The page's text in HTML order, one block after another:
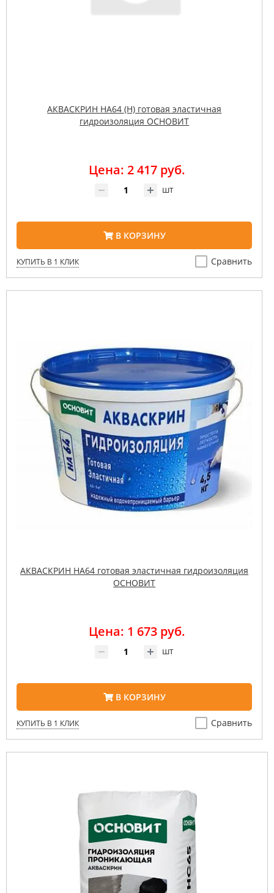
АКВАСКРИН HA64 (Н) готовая эластичная
гидроизоляция ОСНОВИТ
Цена: 2 417 руб.
шт
В КОРЗИНУ
КУПИТЬ В 1 КЛИК Сравнить
АКВАСКРИН HA64 готовая эластичная гидроизоляция
ОСНОВИТ
Цена: 1 673 руб.
шт
В КОРЗИНУ
КУПИТЬ В 1 КЛИК Сравнить